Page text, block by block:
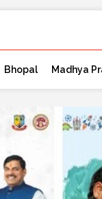
Bhopal Madhya